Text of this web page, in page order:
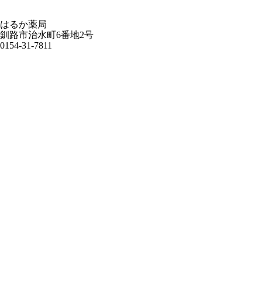
はるか薬局
釧路市治水町6番地2号
0154-31-7811